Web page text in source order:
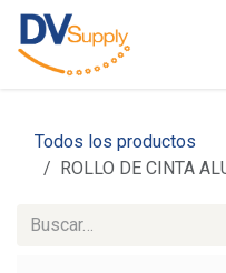
Ir al contenido
Todos los productos
ROLLO DE CINTA